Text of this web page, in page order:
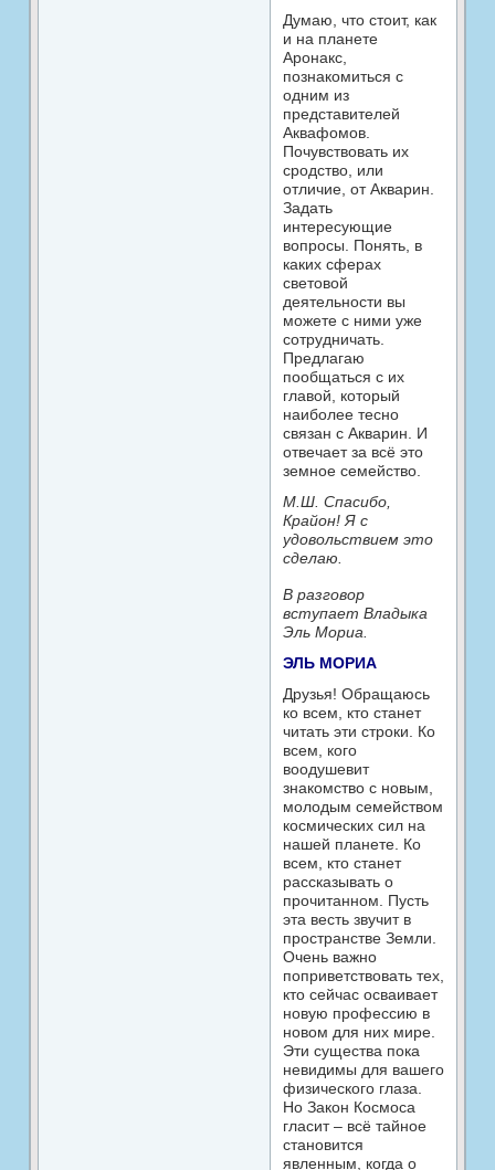
Думаю, что стоит, как
и на планете
Аронакс,
познакомиться с
одним из
представителей
Аквафомов.
Почувствовать их
сродство, или
отличие, от Акварин.
Задать
интересующие
вопросы. Понять, в
каких сферах
световой
деятельности вы
можете с ними уже
сотрудничать.
Предлагаю
пообщаться с их
главой, который
наиболее тесно
связан с Акварин. И
отвечает за всё это
земное семейство.
М.Ш. Спасибо,
Крайон! Я с
удовольствием это
сделаю.
В разговор
вступает Владыка
Эль Мориа.
ЭЛЬ МОРИА
Друзья! Обращаюсь
ко всем, кто станет
читать эти строки. Ко
всем, кого
воодушевит
знакомство с новым,
молодым семейством
космических сил на
нашей планете. Ко
всем, кто станет
рассказывать о
прочитанном. Пусть
эта весть звучит в
пространстве Земли.
Очень важно
поприветствовать тех,
кто сейчас осваивает
новую профессию в
новом для них мире.
Эти существа пока
невидимы для вашего
физического глаза.
Но Закон Космоса
гласит – всё тайное
становится
явленным, когда о